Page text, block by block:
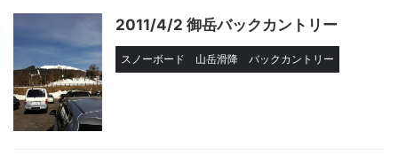
2011/4/2 御岳バックカントリー
スノーボード 山岳滑降 バックカントリー